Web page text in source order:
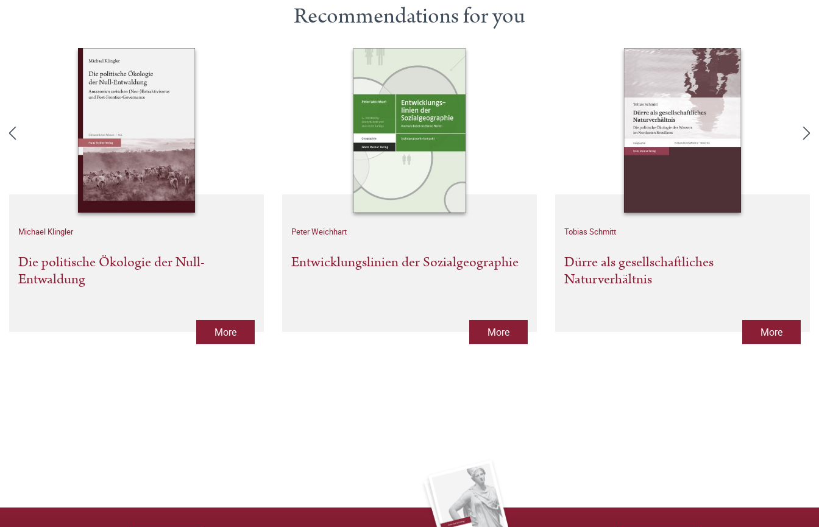
Recommendations for you
Michael Klingler
Die politische Ökologie der Null-
Entwaldung
More
Peter Weichhart
Entwicklungslinien der Sozialgeographie
More
Tobias Schmitt
Dürre als gesellschaftliches
Naturverhältnis
More